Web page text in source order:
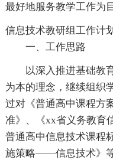
最好地服务教学工作为
信息技术教研组工作计
一、工作思路
以深入推进基础教
为本的理念，继续组织
过对《普通高中课程方
准》、《xx省义务教育
普通高中信息技术课程
施策略——信息技术》